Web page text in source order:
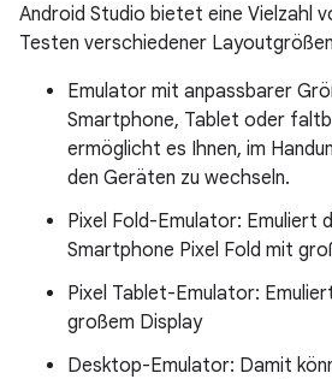
Android Studio bietet eine Vielzahl
Testen verschiedener
Emulator mit anpassbarer
Smartphone, Tablet oder
ermöglicht es Ihnen, im
den Geräten zu wechseln.
Pixel Fold-Emulator: Emuliert
Smartphone Pixel Fold mit
Pixel Tablet-Emulator:
großem Display
Desktop-Emulator: Damit